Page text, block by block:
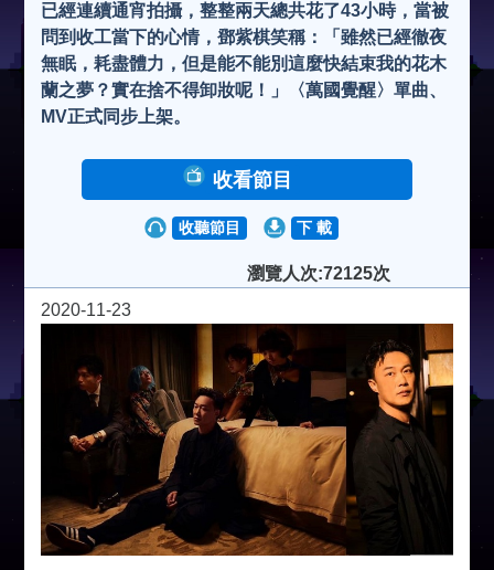
已經連續通宵拍攝，整整兩天總共花了43小時，當被
問到收工當下的心情，鄧紫棋笑稱：「雖然已經徹夜
無眠，耗盡體力，但是能不能別這麼快結束我的花木
蘭之夢？實在捨不得卸妝呢！」〈萬國覺醒〉單曲、
MV正式同步上架。
收看節目
收聽節目 下 載
瀏覽人次:72125次
2020-11-23